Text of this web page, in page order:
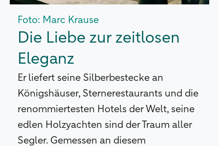
Foto: Marc Krause
Die Liebe zur zeitlosen
Eleganz
Er liefert seine Silberbestecke an
Königshäuser, Sternerestaurants und die
renommiertesten Hotels der Welt, seine
edlen Holzyachten sind der Traum aller
Segler. Gemessen an diesem